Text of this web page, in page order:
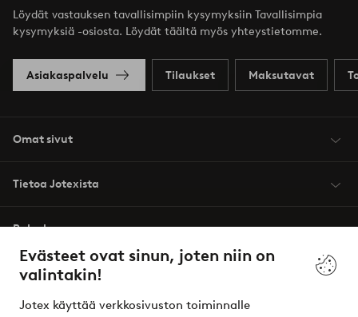
Evästeet ovat sinun, joten niin on
valintakin!
Jotex käyttää verkkosivuston toiminnalle
Löydät vastauksen tavallisimpiin kysymyksiin Tavallisimpia
kysymyksiä -osiosta. Löydät täältä myös yhteystietomme.
Asiakaspalvelu Tilaukset Maksutavat
Omat sivut
Tietoa Jotexista
Palvelumme
Ehdot